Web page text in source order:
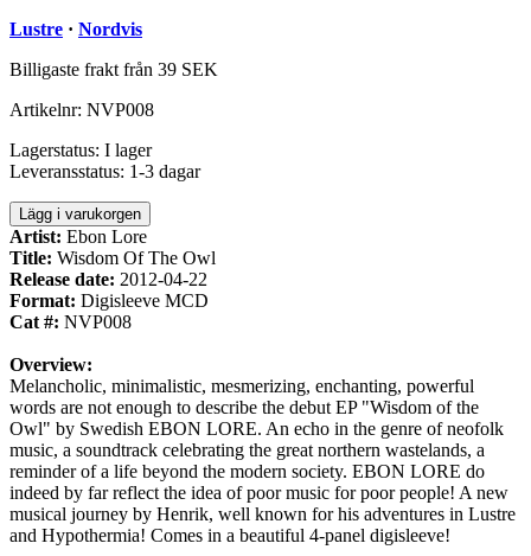
Lustre · Nordvis
Billigaste frakt från 39 SEK
Artikelnr: NVP008
Lagerstatus: I lager
Leveransstatus: 1-3 dagar
Lägg i varukorgen
Artist: Ebon Lore
Title: Wisdom Of The Owl
Release date: 2012-04-22
Format: Digisleeve MCD
Cat #: NVP008
Overview:
Melancholic, minimalistic, mesmerizing, enchanting, powerful
words are not enough to describe the debut EP "Wisdom of the
Owl" by Swedish EBON LORE. An echo in the genre of neofolk
music, a soundtrack celebrating the great northern wastelands, a
reminder of a life beyond the modern society. EBON LORE do
indeed by far reflect the idea of poor music for poor people! A new
musical journey by Henrik, well known for his adventures in Lustre
and Hypothermia! Comes in a beautiful 4-panel digisleeve!